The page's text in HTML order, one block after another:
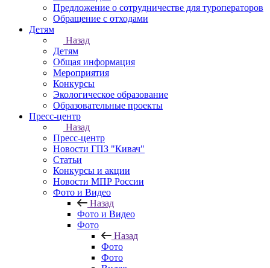
Предложение о сотрудничестве для туроператоров
Обращение с отходами
Детям
Назад
Детям
Общая информация
Мероприятия
Конкурсы
Экологическое образование
Образовательные проекты
Пресс-центр
Назад
Пресс-центр
Новости ГПЗ "Кивач"
Статьи
Конкурсы и акции
Новости МПР России
Фото и Видео
Назад
Фото и Видео
Фото
Назад
Фото
Фото